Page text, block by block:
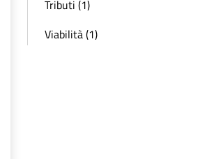
Tributi (1)
Viabilità (1)